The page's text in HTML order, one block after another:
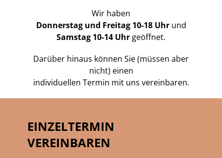
Wir haben
Donnerstag und Freitag 10-18 Uhrund
Samstag 10-14 Uhr geöffnet.
Darüber hinaus können Sie (müssen aber
nicht) einen
individuellen Termin mit uns vereinbaren.
EINZELTERMIN
VEREINBAREN